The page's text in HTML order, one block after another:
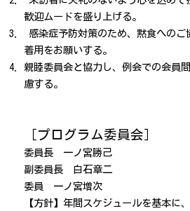
歓迎ムードを盛り上げる。
感染症予防対策のため、黙食へのご
着用をお願いする。
親睦委員会と協力し、例会での会員
慮する。
［プログラム委員会］
委員長 一ノ宮勝己
副委員長 白石章二
委員 一ノ宮増次
【方針】年間スケジュールを基本に